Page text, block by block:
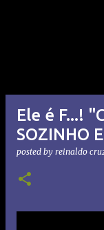
Ele é F...!
SOZINHO
posted by reinaldo